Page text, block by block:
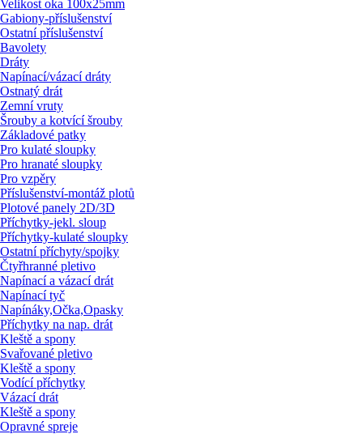
Velikost oka 100x25mm
Gabiony-příslušenství
Ostatní příslušenství
Bavolety
Dráty
Napínací/vázací dráty
Ostnatý drát
Zemní vruty
Šrouby a kotvící šrouby
Základové patky
Pro kulaté sloupky
Pro hranaté sloupky
Pro vzpěry
Příslušenství-montáž plotů
Plotové panely 2D/3D
Příchytky-jekl. sloup
Příchytky-kulaté sloupky
Ostatní příchyty/spojky
Čtyřhranné pletivo
Napínací a vázací drát
Napínací tyč
Napínáky,Očka,Opasky
Příchytky na nap. drát
Kleště a spony
Svařované pletivo
Kleště a spony
Vodící příchytky
Vázací drát
Kleště a spony
Opravné spreje